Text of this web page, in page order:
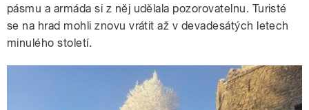
pásmu a armáda si z něj udělala pozorovatelnu. Turisté
se na hrad mohli znovu vrátit až v devadesátých letech
minulého století.